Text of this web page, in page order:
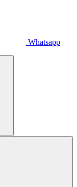
Whatsapp